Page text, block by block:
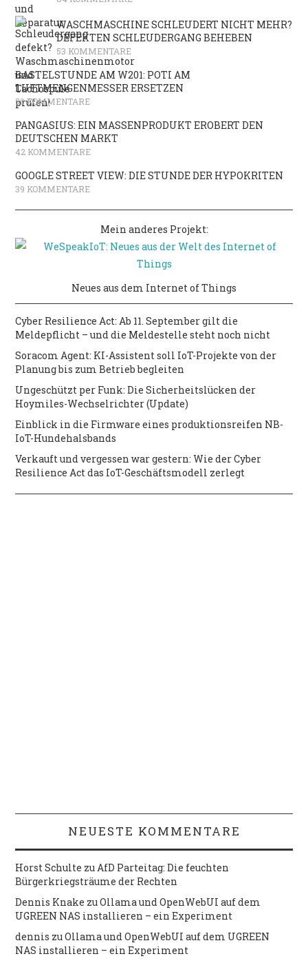
WASCHMASCHINE SCHLEUDERT NICHT MEHR?
DEFEKTEN SCHLEUDERGANG BEHEBEN
53 KOMMENTARE
BASTELSTUNDE AM W201: POTI AM
LUFTMENGENMESSER ERSETZEN
50 KOMMENTARE
PANGASIUS: EIN MASSENPRODUKT EROBERT DEN
DEUTSCHEN MARKT
42 KOMMENTARE
GOOGLE STREET VIEW: DIE STUNDE DER HYPOKRITEN
39 KOMMENTARE
Mein anderes Projekt:
Neues aus dem Internet of Things
Cyber Resilience Act: Ab 11. September gilt die
Meldepflicht – und die Meldestelle steht noch nicht
Soracom Agent: KI-Assistent soll IoT-Projekte von der
Planung bis zum Betrieb begleiten
Ungeschützt per Funk: Die Sicherheitslücken der
Hoymiles-Wechselrichter (Update)
Einblick in die Firmware eines produktionsreifen NB-
IoT-Hundehalsbands
Verkauft und vergessen war gestern: Wie der Cyber
Resilience Act das IoT-Geschäftsmodell zerlegt
NEUESTE KOMMENTARE
Horst Schulte zu AfD Parteitag: Die feuchten
Bürgerkriegsträume der Rechten
Dennis Knake zuOllama und OpenWebUI auf dem
UGREEN NAS installieren – ein Experiment
dennis zuOllama und OpenWebUI auf dem UGREEN
NAS installieren – ein Experiment